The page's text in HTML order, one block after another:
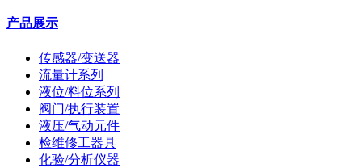
产品展示
传感器/变送器
流量计系列
液位/料位系列
阀门/执行装置
液压/气动元件
检维修工器具
化验/分析仪器